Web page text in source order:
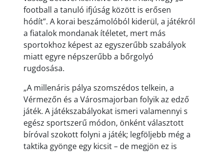
football a tanuló ifjúság között is erősen
hódít”. A korai beszámolóból kiderül, a játékról
a fiatalok mondanak ítéletet, mert más
sportokhoz képest az egyszerűbb szabályok
miatt egyre népszerűbb a bőrgolyó
rugdosása.
„A millenáris pálya szomszédos telkein, a
Vérmezőn és a Városmajorban folyik az edző
játék. A játékszabályokat ismeri valamennyi s
egész sportszerű módon, önként választott
bíróval szokott folyni a játék; legföljebb még a
taktika gyönge egy kicsit – de megjön ez is